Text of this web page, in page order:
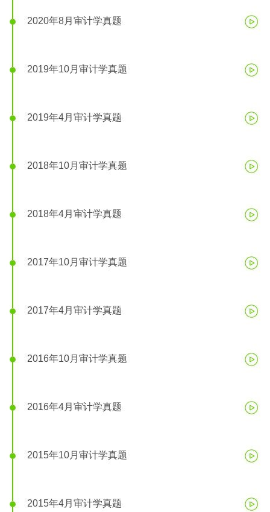
2020年8月审计学真题
2019年10月审计学真题
2019年4月审计学真题
2018年10月审计学真题
2018年4月审计学真题
2017年10月审计学真题
2017年4月审计学真题
2016年10月审计学真题
2016年4月审计学真题
2015年10月审计学真题
2015年4月审计学真题